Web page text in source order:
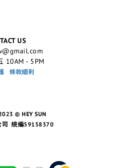
US
10AM - 5PM
條款細則
© HEY SUN
司 統編59158370